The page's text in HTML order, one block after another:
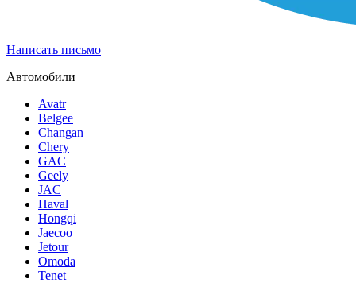
Написать письмо
Автомобили
Avatr
Belgee
Changan
Chery
GAC
Geely
JAC
Haval
Hongqi
Jaecoo
Jetour
Omoda
Tenet